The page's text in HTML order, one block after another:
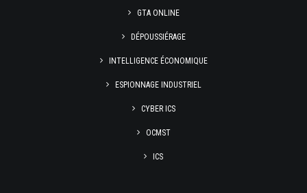
GTA ONLINE
DÉPOUSSIÉRAGE
INTELLIGENCE ÉCONOMIQUE
ESPIONNAGE INDUSTRIEL
CYBER ICS
OCMST
ICS